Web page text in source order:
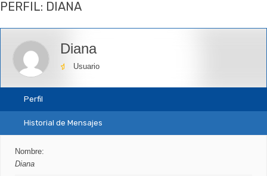
aquí:
PERFIL: DIANA
Diana
Usuario
Perfil
Historial de Mensajes
Nombre:
Diana